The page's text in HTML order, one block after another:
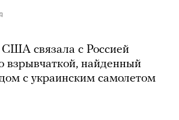
США связала с Россией
взрывчаткой, найденный
с украинским самолетом